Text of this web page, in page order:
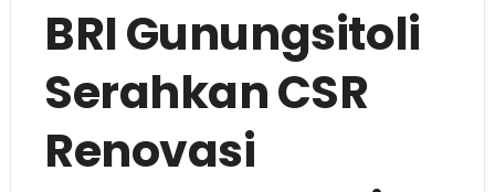
BRI Gunungsitoli
Serahkan CSR
Renovasi